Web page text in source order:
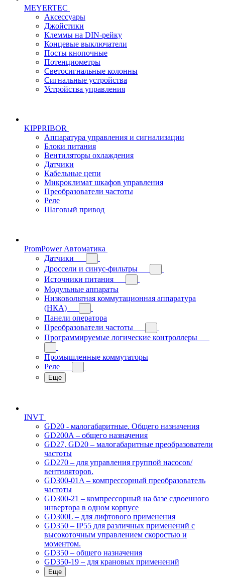
MEYERTEC
Аксессуары
Джойстики
Клеммы на DIN-рейку
Концевые выключатели
Посты кнопочные
Потенциометры
Светосигнальные колонны
Сигнальные устройства
Устройства управления
KIPPRIBOR
Аппаратура управления и сигнализации
Блоки питания
Вентиляторы охлаждения
Датчики
Кабельные цепи
Микроклимат шкафов управления
Преобразователи частоты
Реле
Шаговый привод
PromPower Автоматика
Датчики
Дроссели и синус-фильтры
Источники питания
Модульные аппараты
Низковольтная коммутационная аппаратура
(НКА)
Панели оператора
Преобразователи частоты
Программируемые логические контроллеры
Промышленные коммутаторы
Реле
Еще
INVT
GD20 - малогабаритные. Общего назначения
GD200A – общего назначения
GD27, GD20 – малогабаритные преобразователи
частоты
GD270 – для управления группой насосов/
вентиляторов.
GD300-01A – компрессорный преобразователь
частоты
GD300-21 – компрессорный на базе сдвоенного
инвертора в одном корпусе
GD300L – для лифтового применения
GD350 – IP55 для различных применений с
высокоточным управлением скоростью и
моментом.
GD350 – общего назначения
GD350-19 – для крановых применений
Еще